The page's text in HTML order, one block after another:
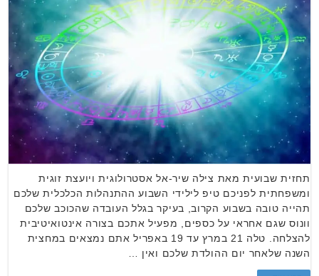
תחזית שבועית מאת צילה שיר-אל אסטרולוגית ויועצת זוגית
ומשפחתית לפניכם טיפ לילידי השבוע ההתנהלות הכלכלית שלכם
תהייה טובה בשבוע הקרוב, בעיקר בגלל העובדה שהכוכב שלכם
וונוס שגם אחראי על כספים, מפעיל אתכם בצורה אינטואיטיבית
להצלחה. טלה 21 במרץ עד 19 באפריל אתם נמצאים במחצית
השנה שלאחר יום ההולדת שלכם ואין …